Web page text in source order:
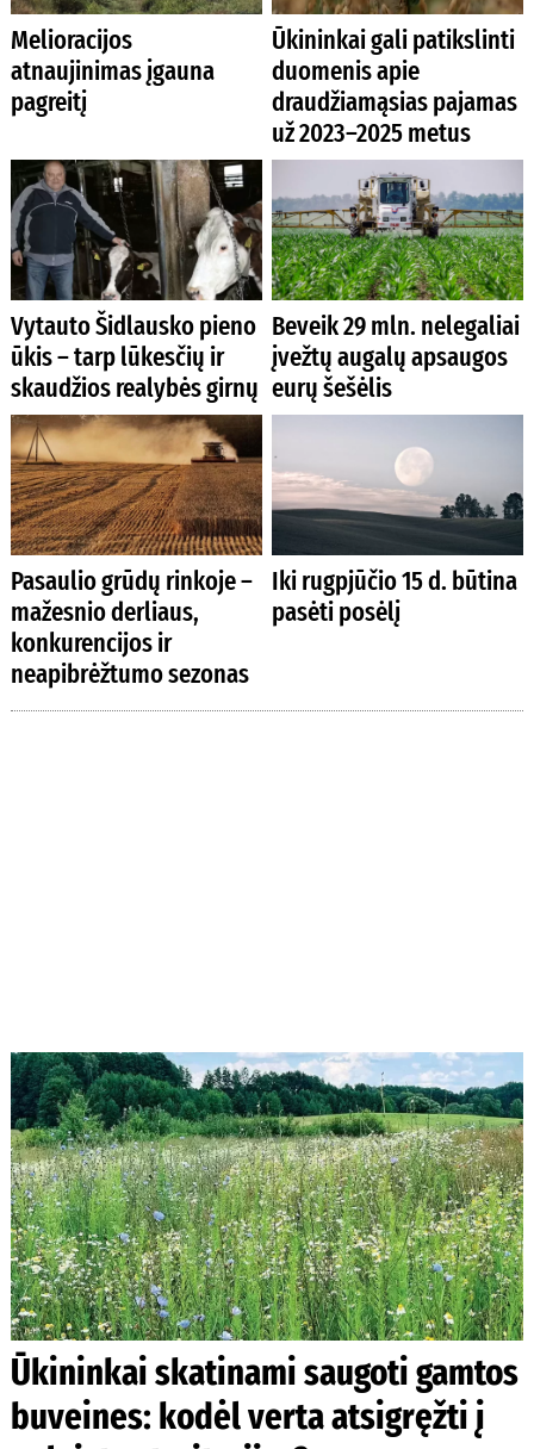
Melioracijos
atnaujinimas įgauna
pagreitį
Ūkininkai gali patikslinti
duomenis apie
draudžiamąsias pajamas
už 2023–2025 metus
Vytauto Šidlausko pieno
ūkis – tarp lūkesčių ir
skaudžios realybės girnų
Beveik 29 mln. nelegaliai
įvežtų augalų apsaugos
eurų šešėlis
Pasaulio grūdų rinkoje –
mažesnio derliaus,
konkurencijos ir
neapibrėžtumo sezonas
Iki rugpjūčio 15 d. būtina
pasėti posėlį
Ūkininkai skatinami saugoti gamtos
buveines: kodėl verta atsigręžti į